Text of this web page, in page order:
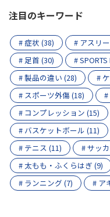
注目のキーワード
# 症状 (38) # アスリ
# 足首 (30)
# SPORTS
# 製品の違い (28)
#
# スポーツ外傷 (18)
#
# コンプレッション (15)
# バスケットボール (11)
# テニス (11)
# サッ
# 太もも・ふくらはぎ (9)
# ランニング (7)
# ア